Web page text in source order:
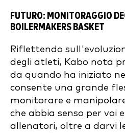
FUTURO: MONITORAGGIO
BOILERMAKERS BASKET
Riflettendo
degli atleti, Kabo nota
da quando ha iniziato
consente una grande
monitorare e
che abbia senso per voi
allenatori, oltre a darvi